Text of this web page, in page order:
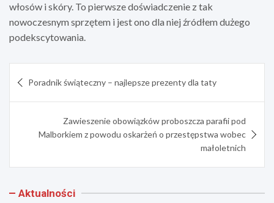
włosów i skóry. To pierwsze doświadczenie z tak
nowoczesnym sprzętem i jest ono dla niej źródłem dużego
podekscytowania.
wpisu
Poradnik świąteczny – najlepsze prezenty dla taty
Zawieszenie obowiązków proboszcza parafii pod
Malborkiem z powodu oskarżeń o przestępstwa wobec
małoletnich
Aktualności